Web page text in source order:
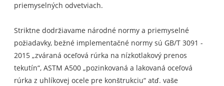
priemyselných odvetviach.
Striktne dodržiavame národné normy a priemyselné
požiadavky, bežné implementačné normy sú GB/T 3091 -
2015 „zváraná oceľová rúrka na nízkotlakový prenos
tekutín“, ASTM A500 „pozinkovaná a lakovaná oceľová
rúrka z uhlíkovej ocele pre konštrukciu“ atď. vaše